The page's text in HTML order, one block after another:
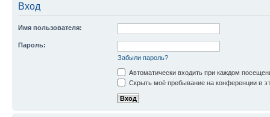
Вход
Имя пользователя:
Пароль:
Забыли пароль?
Автоматически входить при каждом
Скрыть моё пребывание на конференции в